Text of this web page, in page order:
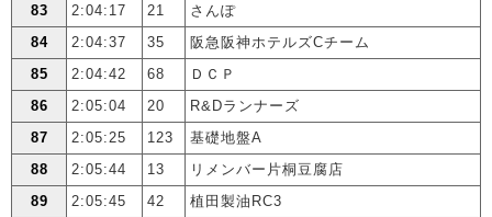
83
2:04:17 21
さんぽ
84
2:04:37 35
阪急阪神ホテルズCチーム
85
2:04:42 68
ＤＣＰ
86
2:05:04 20
R&Dランナーズ
87
2:05:25 123
基礎地盤A
88
2:05:44 13
リメンバー片桐豆腐店
89
2:05:45 42
植田製油RC3